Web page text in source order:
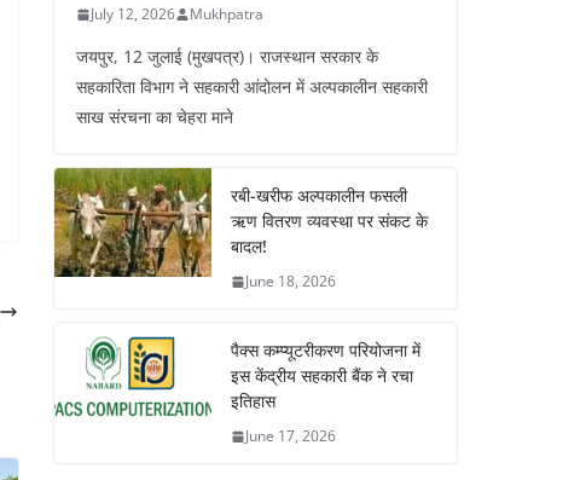
July 12, 2026 Mukhpatra
जयपुर, 12 जुलाई (मुखपत्र)। राजस्थान सरकार के
सहकारिता विभाग ने सहकारी आंदोलन में अल्पकालीन सहकारी
साख संरचना का चेहरा माने
रबी-खरीफ अल्पकालीन फसली
ऋण वितरण व्यवस्था पर संकट के
बादल!
June 18, 2026
पैक्स कम्प्यूटरीकरण परियोजना में
इस केंद्रीय सहकारी बैंक ने रचा
इतिहास
June 17, 2026